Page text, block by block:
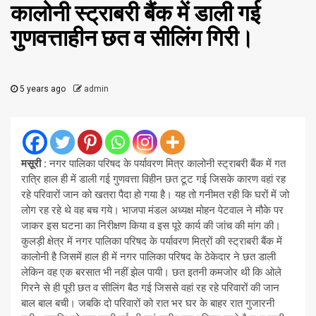
कालोनी स्ट्राबरी बैंक में डाली गई
गुणवत्ताहीन छत व सीलिंग गिरी।
5 years ago admin
मसूरी : नगर पालिका परिषद के पर्यावरण मित्र कालोनी स्ट्राबरी बैंक में गत
रात्रि हाल ही में डाली गई गुणवत्ता विहीन छत टूट गई जिसके कारण वहां रह
रहे परिवारों जान को खतरा पैदा हो गया है। यह तो गनीमत रही कि घरों में जो
लोग रह रहे थे वह बच गये। भाजपा मंडल अध्यक्ष मोहन पेटवाल ने मौके पर
जाकर इस घटना का निरीक्षण किया व इस पूरे कार्य की जांच की मांग की।
कुलड़ी क्षेत्र में नगर पालिका परिषद के पर्यावरण मित्रों की स्ट्राबरी बैंक में
कालोनी है जिसमें हाल ही में नगर पालिका परिषद के ठेकेदार ने छत डाली
लेकिन वह एक बरसात भी नहीं झेल पायी। छत इतनी कमजोर थी कि ओले
गिरने से ही पूरी छत व सीलिंग बैठ गई जिससे वहां रह रहे परिवारों की जान
बाल बाल बची। जबकि दो परिवारों को रात भर घर के बाहर रात गुजारनी